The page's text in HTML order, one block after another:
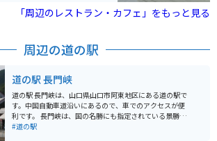
保存され、堀内鍵曲や菊屋家
、江戸時代の雰囲気を体感で
の駐車場を利用し、中心部
です。
「周辺のレストラン・カフェ」をもっと見る
周辺の道の駅
道の駅 長門峡
道の駅 長門峡は、山口県山口市阿東地区にある道の駅で
す。中国自動車道沿いにあるので、車でのアクセスが便
利です。 長門峡は、国の名勝にも指定されている景勝地
です。道の駅からは、遊歩道が整備されており、気軽に
#道の駅